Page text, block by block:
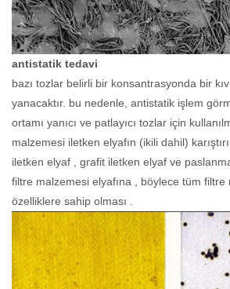
antistatik tedavi
bazı tozlar belirli bir konsantrasyonda bir
yanacaktır. bu nedenle, antistatik işlem
ortamı yanıcı ve patlayıcı tozlar için
malzemesi iletken elyafın (ikili dahil)
iletken elyaf , grafit iletken elyaf ve
filtre malzemesi elyafına , böylece tüm filtre
özelliklere sahip olması .